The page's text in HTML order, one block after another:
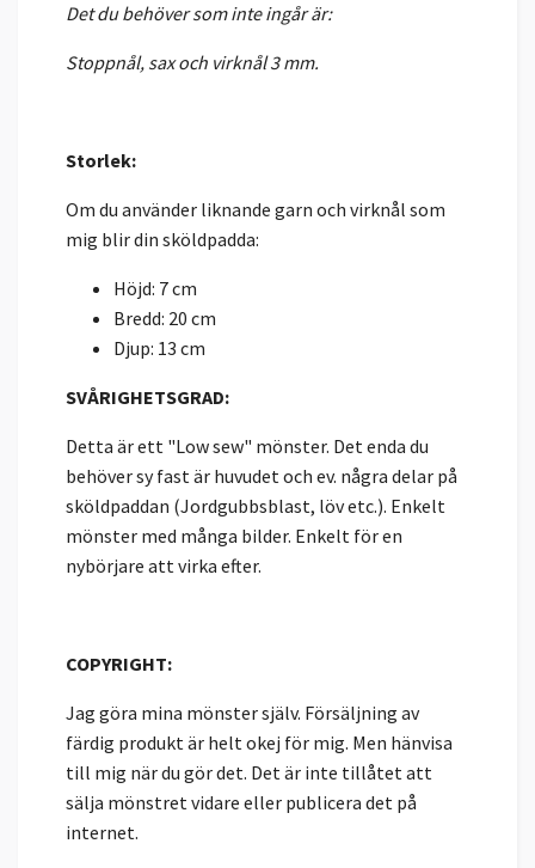
Det du behöver som inte ingår är:
Stoppnål, sax och virknål 3 mm.
Storlek:
Om du använder liknande garn och virknål som
mig blir din sköldpadda:
Höjd: 7 cm
Bredd: 20 cm
Djup: 13 cm
SVÅRIGHETSGRAD:
Detta är ett "Low sew" mönster. Det enda du
behöver sy fast är huvudet och ev. några delar på
sköldpaddan (Jordgubbsblast, löv etc.). Enkelt
mönster med många bilder. Enkelt för en
nybörjare att virka efter.
COPYRIGHT:
Jag göra mina mönster själv. Försäljning av
färdig produkt är helt okej för mig. Men hänvisa
till mig när du gör det. Det är inte tillåtet att
sälja mönstret vidare eller publicera det på
internet.